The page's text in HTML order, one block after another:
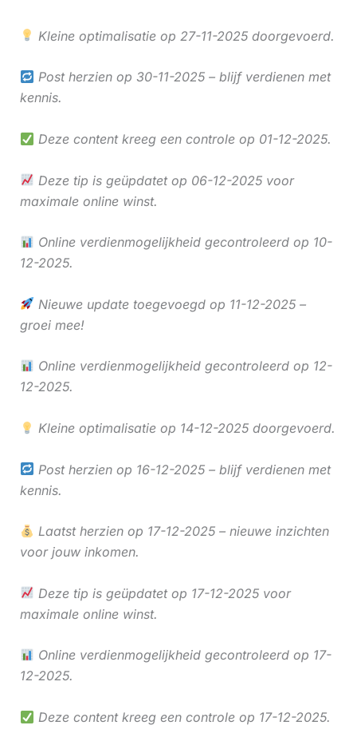
Kleine optimalisatie op 27-11-2025 doorgevoerd.
Post herzien op 30-11-2025 – blijf verdienen met
kennis.
Deze content kreeg een controle op 01-12-2025.
Deze tip is geüpdatet op 06-12-2025 voor
maximale online winst.
Online verdienmogelijkheid gecontroleerd op 10-
12-2025.
Nieuwe update toegevoegd op 11-12-2025 –
groei mee!
Online verdienmogelijkheid gecontroleerd op 12-
12-2025.
Kleine optimalisatie op 14-12-2025 doorgevoerd.
Post herzien op 16-12-2025 – blijf verdienen met
kennis.
Laatst herzien op 17-12-2025 – nieuwe inzichten
voor jouw inkomen.
Deze tip is geüpdatet op 17-12-2025 voor
maximale online winst.
Online verdienmogelijkheid gecontroleerd op 17-
12-2025.
Deze content kreeg een controle op 17-12-2025.